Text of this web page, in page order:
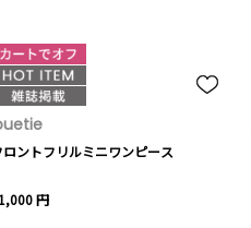
ロントフリルミニワンピース
円